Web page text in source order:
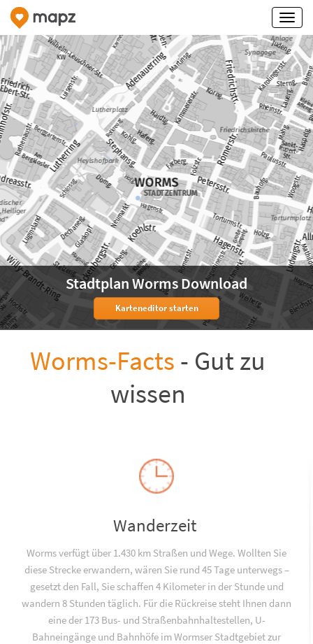
Stadtplan Worms Download
Karteneditor starten
Worms-Facts - Gut zu
wissen
Wanderzeit
Worms verfügt über 1.430 km Straßen und Wege. Wollten Sie
diese Strecke erwandern, wären Sie rund 45 Tage unterwegs –
gesetzt den Fall, Sie schaffen 4 Kilometer in der Stunde und
wandern 8 Stunden täglich. Für die Rückreise steht Ihnen dann
eine der 173 Bus- und Straßenbahnhaltestellen, U-
Bahneingänge und Bahnhöfe im Wormser Stadtgebiet zur